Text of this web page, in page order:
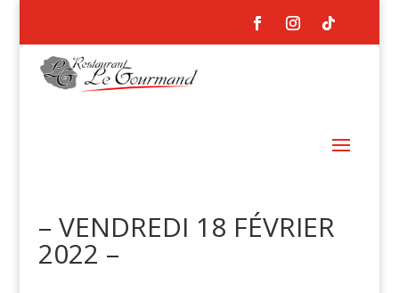
– VENDREDI 18 FÉVRIER
2022 –